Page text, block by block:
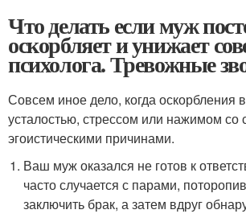
Что делать если муж
оскорбляет и унижает
психолога. Тревожные
Совсем иное дело, когда оскорбления
усталостью, стрессом или нажимом
эгоистическими причинами.
Ваш муж оказался не готов к
часто случается с парами,
заключить брак, а затем вдруг